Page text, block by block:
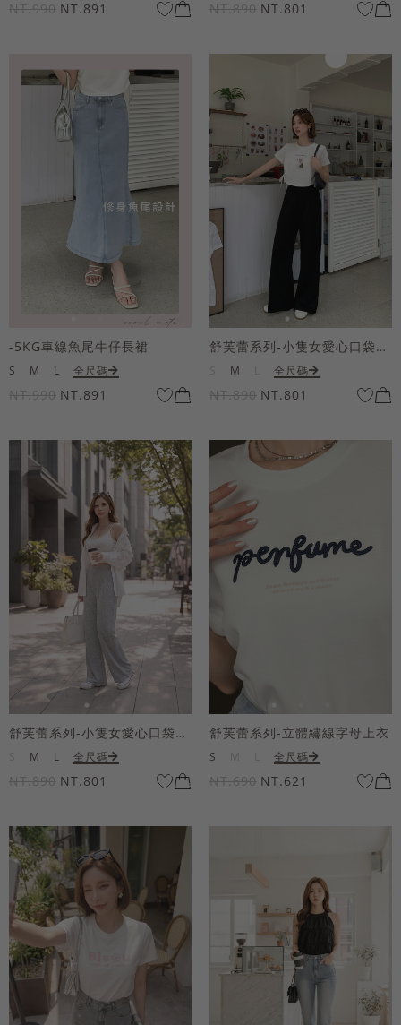
NT.990 NT.891 NT.890 NT.801
-5KG車線魚尾牛仔長裙
S M L 全尺碼
NT.990 NT.891
舒芙蕾系列-小隻女愛心口袋寬褲
M 全尺碼
NT.890 NT.801
舒芙蕾系列-小隻女愛心口袋寬褲
M L 全尺碼
NT.890 NT.801
舒芙蕾系列-立體繡線字母上衣
S 全尺碼
NT.690 NT.621